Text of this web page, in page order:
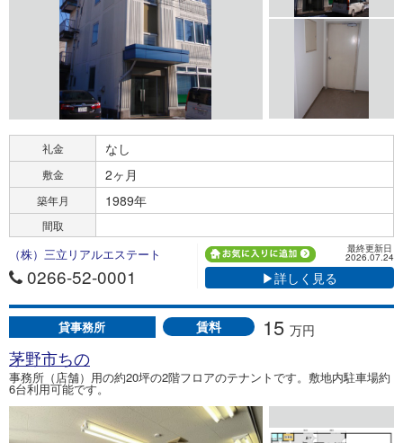
礼金 なし
敷金 2ヶ月
築年月 1989年
間取
（株）三立リアルエステート
0266-52-0001
最終更新日
2026.07.24
▶詳しく見る
貸事務所 賃料 15 万円
茅野市ちの
事務所（店舗）用の約20坪の2階フロアのテナントです。敷地内駐車場約
6台利用可能です。